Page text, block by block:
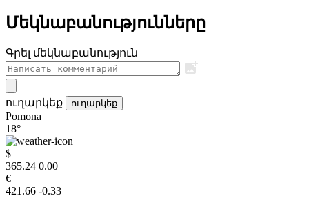
Մեկնաբանությունները
Գրել մեկնաբանություն
ուղարկեք ուղարկեք
Pomona
18°
$
365.24 0.00
€
421.66 -0.33